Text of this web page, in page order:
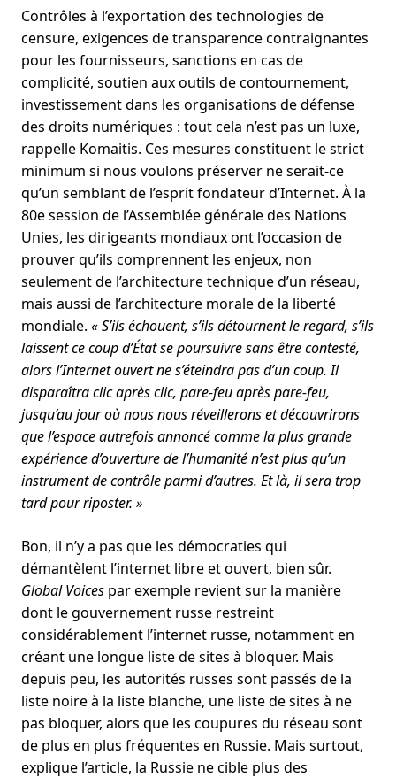
Contrôles à l’exportation des technologies de
censure, exigences de transparence contraignantes
pour les fournisseurs, sanctions en cas de
complicité, soutien aux outils de contournement,
investissement dans les organisations de défense
des droits numériques : tout cela n’est pas un luxe,
rappelle Komaitis. Ces mesures constituent le strict
minimum si nous voulons préserver ne serait-ce
qu’un semblant de l’esprit fondateur d’Internet. À la
80e session de l’Assemblée générale des Nations
Unies, les dirigeants mondiaux ont l’occasion de
prouver qu’ils comprennent les enjeux, non
seulement de l’architecture technique d’un réseau,
mais aussi de l’architecture morale de la liberté
mondiale. « S’ils échouent, s’ils détournent le regard, s’ils
laissent ce coup d’État se poursuivre sans être contesté,
alors l’Internet ouvert ne s’éteindra pas d’un coup. Il
disparaîtra clic après clic, pare-feu après pare-feu,
jusqu’au jour où nous nous réveillerons et découvrirons
que l’espace autrefois annoncé comme la plus grande
expérience d’ouverture de l’humanité n’est plus qu’un
instrument de contrôle parmi d’autres. Et là, il sera trop
tard pour riposter. »
Bon, il n’y a pas que les démocraties qui
démantèlent l’internet libre et ouvert, bien sûr.
Global Voices par exemple revient sur la manière
dont le gouvernement russe restreint
considérablement l’internet russe, notamment en
créant une longue liste de sites à bloquer. Mais
depuis peu, les autorités russes sont passés de la
liste noire à la liste blanche, une liste de sites à ne
pas bloquer, alors que les coupures du réseau sont
de plus en plus fréquentes en Russie. Mais surtout,
explique l’article, la Russie ne cible plus des